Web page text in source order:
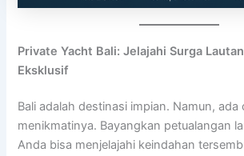
Private Yacht Bali: Jelajahi Surga
Eksklusif
Bali adalah destinasi impian. Namun, ada
menikmatinya. Bayangkan petualangan
Anda bisa menjelajahi keindahan